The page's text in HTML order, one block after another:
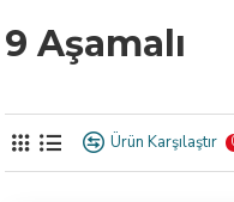
9 Aşamalı
Ürün Karşılaştır